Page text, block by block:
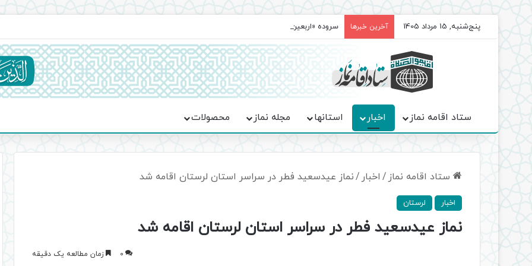
پنج‌شنبه, 15 مرداد 1405 آخرین خبرها سروده‌ «اربعین»؛ روایت حماسه، استقامت و تمدن‌سازی امت اسلامی
ستاد اقامه نماز اخبار استانها مجله نماز محصولات
ستاد اقامه نماز / اخبار /نماز عیدسعید فطر در سراسر استان لرستان اقامه شد
اخبار لرستان
نماز عیدسعید فطر در سراسر استان لرستان اقامه شد
0 زمان مطالعه یک دقیقه